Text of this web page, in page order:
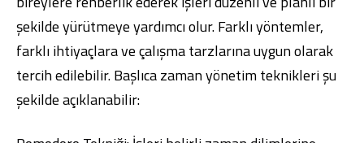
şekilde yürütmeye yardımcı olur. Farklı yöntemler,
farklı ihtiyaçlara ve çalışma tarzlarına uygun olarak
tercih edilebilir. Başlıca zaman yönetim teknikleri şu
şekilde açıklanabilir: